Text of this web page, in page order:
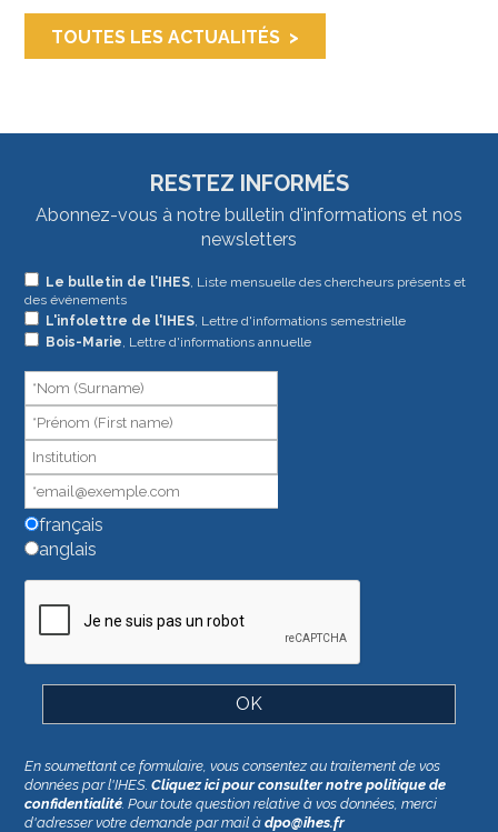
TOUTES LES ACTUALITÉS
RESTEZ INFORMÉS
Abonnez-vous à notre bulletin d'informations et nos
newsletters
Le bulletin de l'IHES , Liste mensuelle des chercheurs présents et
des événements
L'infolettre de l'IHES, Lettre d'informations semestrielle
Bois-Marie, Lettre d'informations annuelle
français
anglais
Si
vous
êtes
humain,
ne
remplissez
pas
ce
champ.
En soumettant ce formulaire, vous consentez au traitement de vos
données par l'IHES.Cliquez ici pour consulter notre politique de
confidentialité . Pour toute question relative à vos données, merci
d'adresser votre demande par mail àdpo@ihes.fr